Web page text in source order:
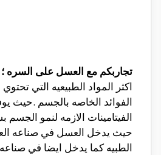
تجاربكم مع العسل على السره ؛
اكثر المواد الطبيعيه التي
الفوائد الخاصه بالجسم .حيث
الفيتامينات الازمه لنمو
حيث يدخل العسل في صناعه
الطبيه كما يدخل ايضا في